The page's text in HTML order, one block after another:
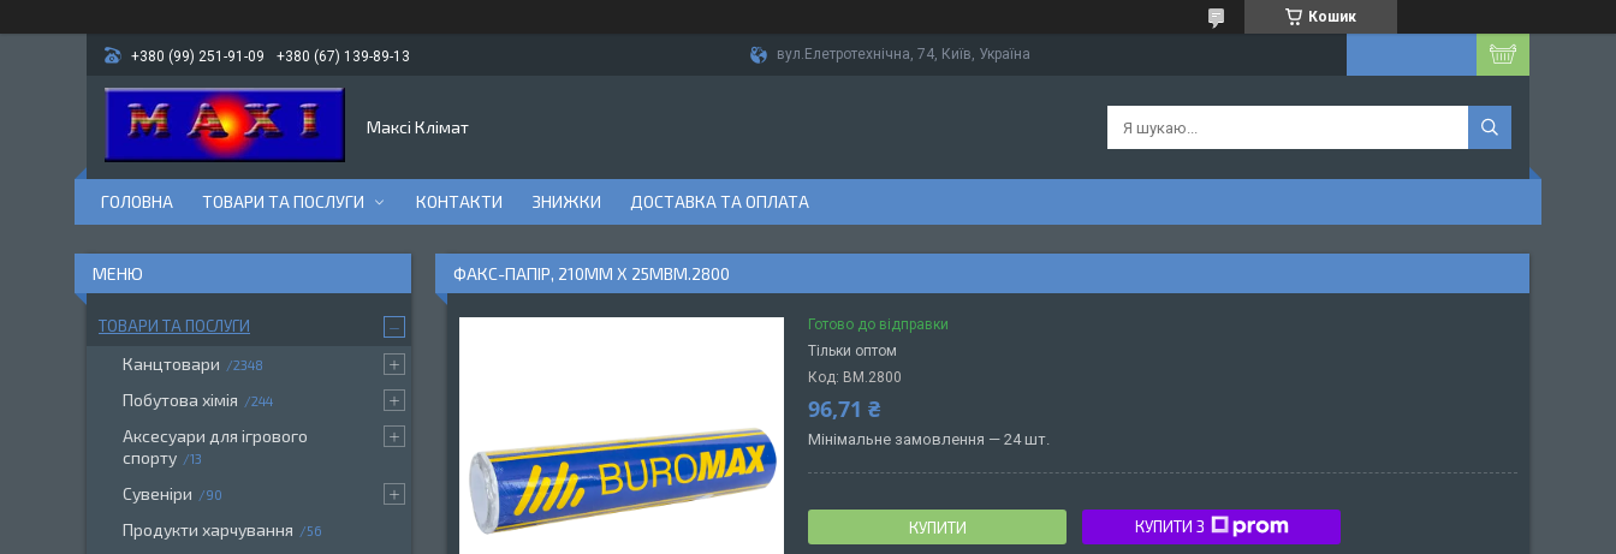
Кошик
+380 (99) 251-91-09 +380 (67) 139-89-13 вул.Елетротехнічна, 74, Київ, Україна
Максі Клімат
ГОЛОВНА ТОВАРИ ТА ПОСЛУГИ КОНТАКТИ ЗНИЖКИ ДОСТАВКА ТА ОПЛАТА
ФАКС-ПАПІР, 210ММ Х 25МВМ.2800
Готово до відправки
Тільки оптом
Код: BM.2800
96,71 ₴
Мінімальне замовлення — 24 шт.
КУПИТИ КУПИТИ З
ТОВАРИ ТА ПОСЛУГИ
Канцтовари 2348
Побутова хімія 244
Аксесуари для ігрового
спорту
13
Сувеніри 90
Продукти харчування 56